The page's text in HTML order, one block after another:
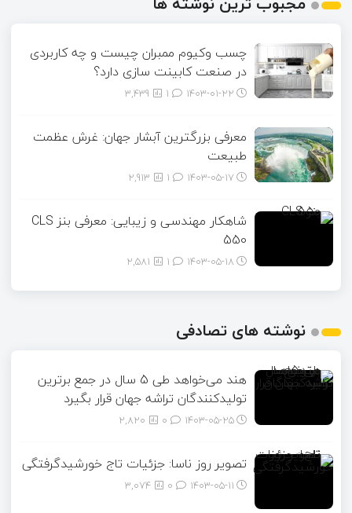
چسب وکیوم ممبران چیست و چه کاربردی
در صنعت کابینت سازی دارد؟
۱۴۰۳-۰۱-۲۲ 3,439
معرفی بزرگترین آبشار جهان: غرش عظمت
طبیعت
۱۴۰۳-۰۵-۱۷ 2,913
شاهکار مهندسی و زیبایی: معرفی بنز CLS
550
۱۴۰۳-۰۵-۱۸ 2,581
نوشته های تصادفی
هند می‌خواهد طی 5 سال در جمع برترین
تولیدکنندگان تراشه جهان قرار بگیرد
۱۴۰۳-۰۵-۲۵ 2,820
تصویر روز ناسا: جزئیات تاج خورشیدگرفتگی
۱۴۰۳-۰۵-۱۱ 3,074